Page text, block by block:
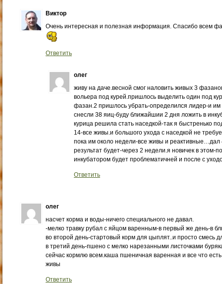
Виктор
Очень интересная и полезная информация. Спасибо всем
Ответить
олег
живу на даче.весной смог наловить живых 3
вольера под курей.пришлось выделить один под
фазан.2 пришлось убрать-определился лидер-и
снесли 38 яиц-буду ближайшии 2 дня ложить в
курица решила стать наседкой-так я быстренько
14-все живы.и большого ухода с наседкой не
пока им около недели-все живы и
результат будет-через 2 недели.я новичек в этом-
инкубатором будет проблематичней и после с
Ответить
олег
насчет корма и воды-ничего специального не давал.
-мелко травку рубал с яйцом варенным-в первый же день-в
во второй день-стартовый корм для цыплят..и просто смесь
в третий день-пшено с мелко нарезанными листочками
сейчас кормлю всем.каша пшеничная варенная и все что
живы
Ответить